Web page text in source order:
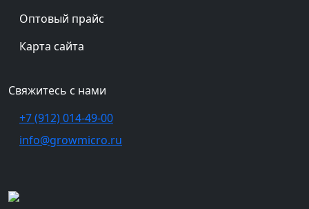
Оптовый прайс
Карта сайта
Свяжитесь с нами
+7 (912) 014-49-00
info@growmicro.ru